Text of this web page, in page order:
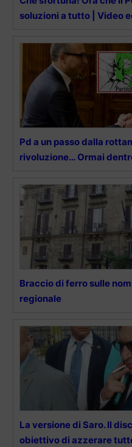
soluzioni a tutto | Video
Pd a un passo dalla
rivoluzione… Ormai
Braccio di ferro sulle
regionale
La versione di Saro. Il
obiettivo di azzerare